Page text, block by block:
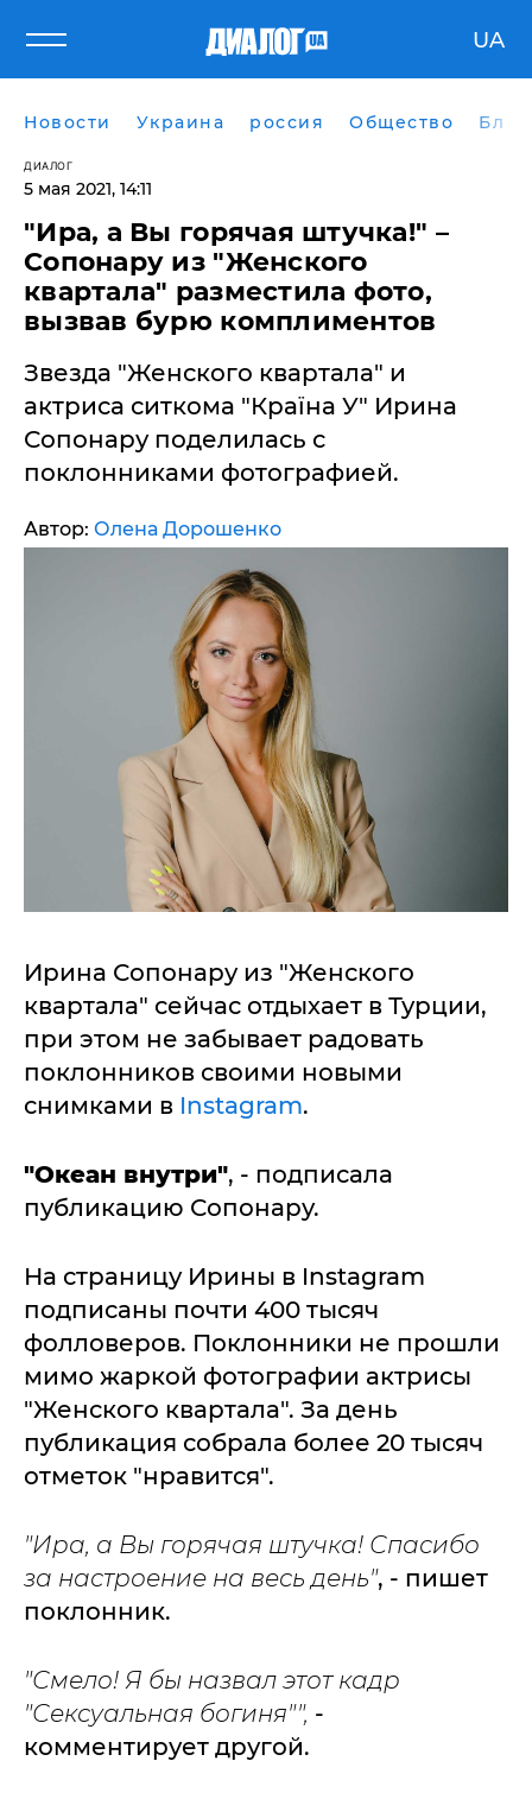
UA
Новости Украина россия Общество
ДИАЛОГ
5 мая 2021, 14:11
"Ира, а Вы горячая штучка!" –
Сопонару из "Женского
квартала" разместила фото,
вызвав бурю комплиментов
Звезда "Женского квартала" и
актриса ситкома "Країна У" Ирина
Сопонару поделилась с
поклонниками фотографией.
Автор: Олена Дорошенко
Ирина Сопонару из "Женского
квартала" сейчас отдыхает в Турции,
при этом не забывает радовать
поклонников своими новыми
снимками в Instagram.
"Океан внутри", - подписала
публикацию Сопонару.
На страницу Ирины в Instagram
подписаны почти 400 тысяч
фолловеров. Поклонники не прошли
мимо жаркой фотографии актрисы
"Женского квартала". За день
публикация собрала более 20 тысяч
отметок "нравится".
"Ира, а Вы горячая штучка! Спасибо
за настроение на весь день", - пишет
поклонник.
"Смело! Я бы назвал этот кадр
"Сексуальная богиня"", -
комментирует другой.